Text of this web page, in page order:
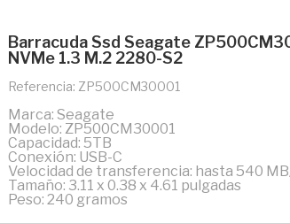
Barracuda Ssd Seagate
NVMe 1.3 M.2 2280-S2
Referencia: ZP500CM30001
Marca: Seagate
Modelo: ZP500CM30001
Capacidad: 5TB
Conexión: USB-C
Velocidad de transferencia: hasta 540
Tamaño: 3.11 x 0.38 x 4.61 pulgadas
Peso: 240 gramos